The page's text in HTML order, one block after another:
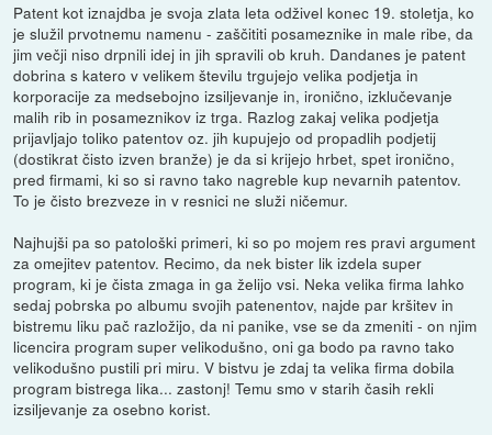
Patent kot iznajdba je svoja zlata leta odživel konec 19. stoletja, ko
je služil prvotnemu namenu - zaščititi posameznike in male ribe, da
jim večji niso drpnili idej in jih spravili ob kruh. Dandanes je patent
dobrina s katero v velikem številu trgujejo velika podjetja in
korporacije za medsebojno izsiljevanje in, ironično, izklučevanje
malih rib in posameznikov iz trga. Razlog zakaj velika podjetja
prijavljajo toliko patentov oz. jih kupujejo od propadlih podjetij
(dostikrat čisto izven branže) je da si krijejo hrbet, spet ironično,
pred firmami, ki so si ravno tako nagreble kup nevarnih patentov.
To je čisto brezveze in v resnici ne služi ničemur.
Najhujši pa so patološki primeri, ki so po mojem res pravi argument
za omejitev patentov. Recimo, da nek bister lik izdela super
program, ki je čista zmaga in ga želijo vsi. Neka velika firma lahko
sedaj pobrska po albumu svojih patenentov, najde par kršitev in
bistremu liku pač razložijo, da ni panike, vse se da zmeniti - on njim
licencira program super velikodušno, oni ga bodo pa ravno tako
velikodušno pustili pri miru. V bistvu je zdaj ta velika firma dobila
program bistrega lika... zastonj! Temu smo v starih časih rekli
izsiljevanje za osebno korist.